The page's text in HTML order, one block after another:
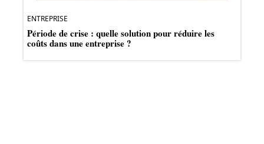
ENTREPRISE
Période de crise : quelle solution pour réduire les
coûts dans une entreprise ?